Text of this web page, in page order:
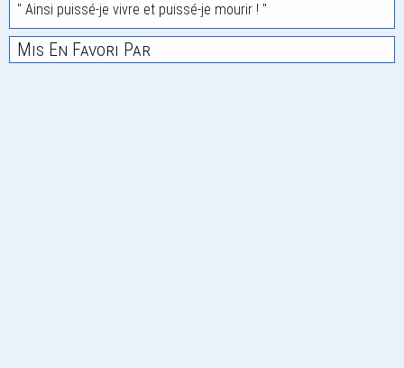
" Ainsi puissé-je vivre et puissé-je mourir ! "
Mis En Favori Par